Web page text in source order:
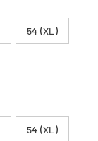
54 (XL)
54 (XL)